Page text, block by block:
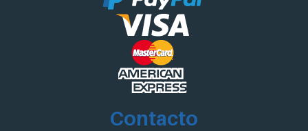
Contacto